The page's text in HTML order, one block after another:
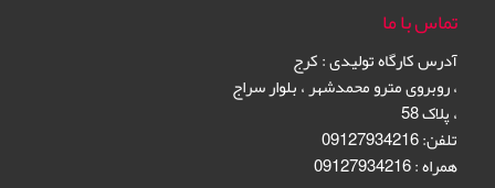
تماس با ما
آدرس کارگاه تولیدی:کرج
،روبروی مترو محمدشهر،بلوار سراج
،پلاک 58
تلفن: 09127934216
همراه : 09127934216